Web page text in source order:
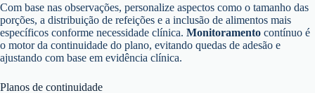
Com base nas observações, personalize aspectos como o tamanho das
porções, a distribuição de refeições e a inclusão de alimentos mais
específicos conforme necessidade clínica. Monitoramento contínuo é
o motor da continuidade do plano, evitando quedas de adesão e
ajustando com base em evidência clínica.
Planos de continuidade